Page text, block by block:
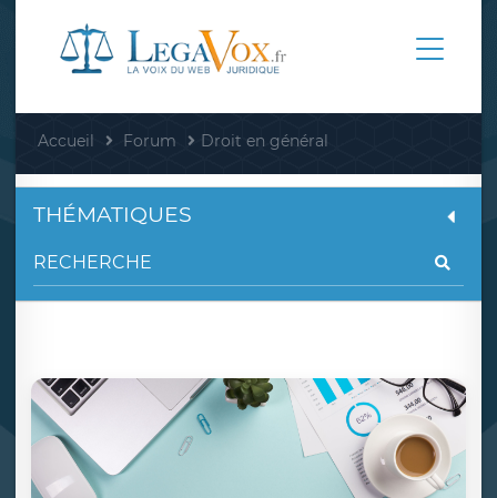
Accueil Forum Droit en général
THÉMATIQUES